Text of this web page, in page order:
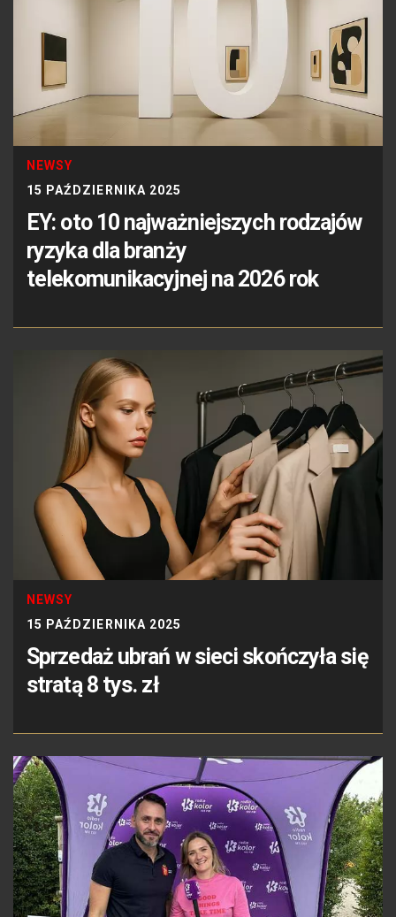
NEWSY
15 PAŹDZIERNIKA 2025
EY: oto 10 najważniejszych rodzajów
ryzyka dla branży
telekomunikacyjnej na 2026 rok
NEWSY
15 PAŹDZIERNIKA 2025
Sprzedaż ubrań w sieci skończyła się
stratą 8 tys. zł